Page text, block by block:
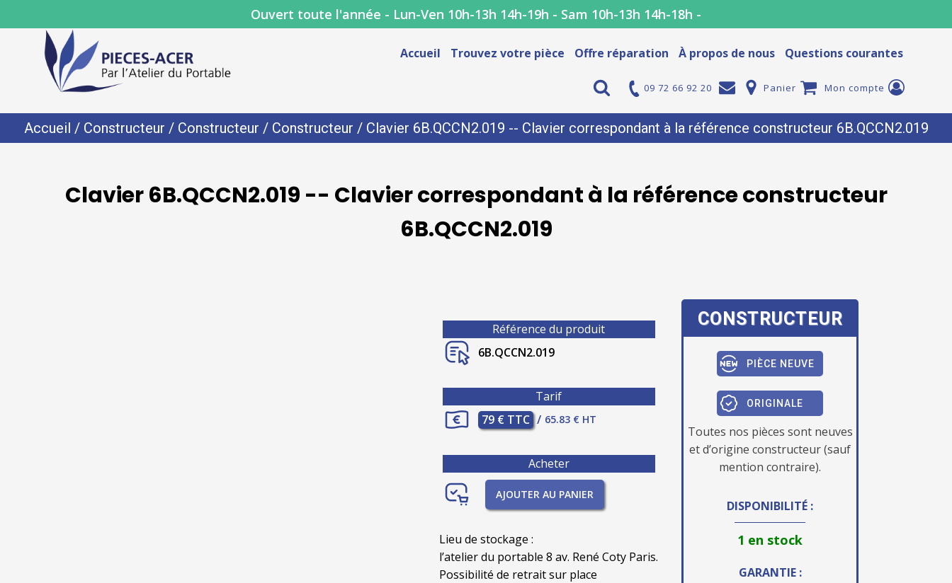
Ouvert toute l'année - Lun-Ven 10h-13h 14h-19h - Sam 10h-13h 14h-18h -
Accueil Trouvez votre pièce Offre réparation À propos de nous Questions courantes
09 72 66 92 20 Panier Mon compte
Accueil / Constructeur / Constructeur / Constructeur / Clavier 6B.QCCN2.019 -- Clavier correspondant à la référence constructeur 6B.QCCN2.019
Clavier 6B.QCCN2.019 -- Clavier correspondant à la référence constructeur
6B.QCCN2.019
Référence du produit
6B.QCCN2.019
Tarif
79 € TTC / 65.83 € HT
Acheter
AJOUTER AU PANIER
Lieu de stockage :
l’atelier du portable 8 av. René Coty Paris.
Possibilité de retrait sur place
CONSTRUCTEUR
PIÈCE NEUVE
ORIGINALE
Toutes nos pièces sont neuves
et d’origine constructeur (sauf
mention contraire).
DISPONIBILITÉ :
1 en stock
GARANTIE :